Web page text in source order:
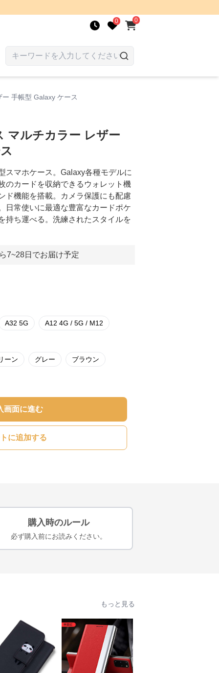
0 0
手帳型 Galaxy ケース
マルチカラー レザー
スマホケース。Galaxy各種モデルに
のカードを収納できるウォレット機
ド機能を搭載。カメラ保護にも配慮
日常使いに最適な豊富なカードポケ
持ち運べる。洗練されたスタイルを
7~28日でお届け予定
A32 5G A12 4G / 5G / M12
ーン グレー ブラウン
画面に進む
に追加する
購入時のルール
必ず購入前にお読みください。
もっと見る